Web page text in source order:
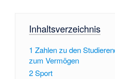
Inhaltsverzeichnis
1 Zahlen zu den
zum Vermögen
2Sport